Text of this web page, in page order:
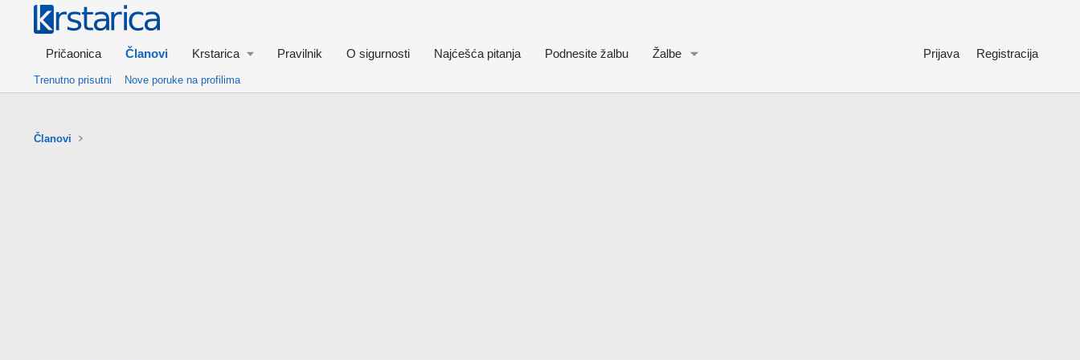
Pričaonica Članovi Krstarica Pravilnik O sigurnosti Najćešća pitanja Podnesite žalbu Žalbe Prijava Registracija
Trenutno prisutni Nove poruke na profilima
Članovi